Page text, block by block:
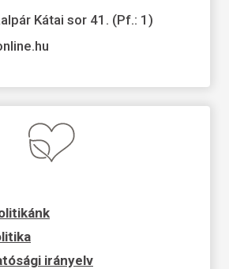
Kátai sor 41. (Pf.: 1)
irányelv